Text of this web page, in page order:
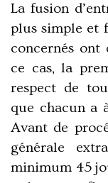
La fusion
plus simple et
concernés ont
ce cas, la
respect de
que chacun a
Avant de
générale
minimum 45